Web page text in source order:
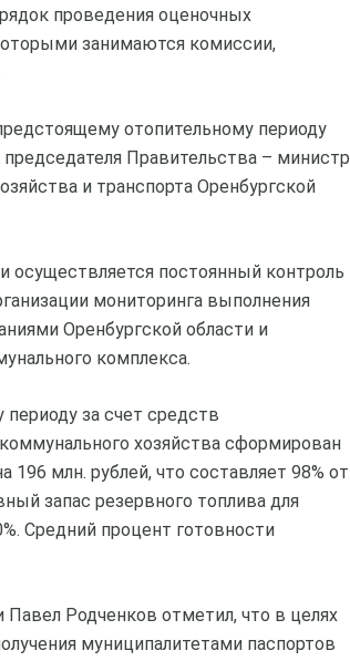
проведения оценочных
занимаются комиссии,
отопительному периоду
Правительства – министр
и транспорта Оренбургской
осуществляется постоянный контроль
мониторинга выполнения
Оренбургской области и
комплекса.
за счет средств
хозяйства сформирован
196 млн. рублей, что составляет 98% от
запас резервного топлива для
Средний процент готовности
Родченков отметил, что в целях
муниципалитетами паспортов